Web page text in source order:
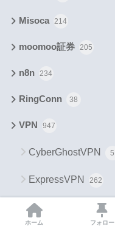
Misoca 214
moomoo証券 205
n8n 234
RingConn 38
VPN 947
CyberGhostVPN 5
ExpressVPN 262
MillenVPN
ホーム フォロー